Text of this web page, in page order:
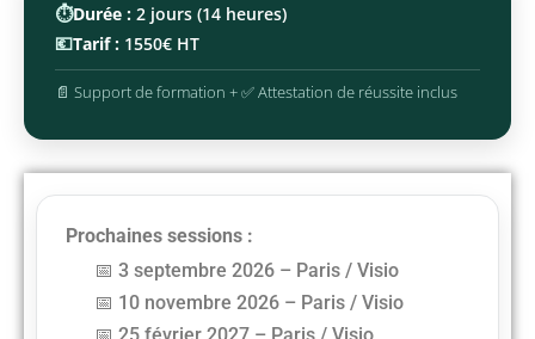
⏱️Durée : 2 jours (14 heures)
💶Tarif : 1550€ HT
📄 Support de formation + ✅ Attestation de réussite inclus
Prochaines sessions :
3 septembre 2026 – Paris / Visio
10 novembre 2026 – Paris / Visio